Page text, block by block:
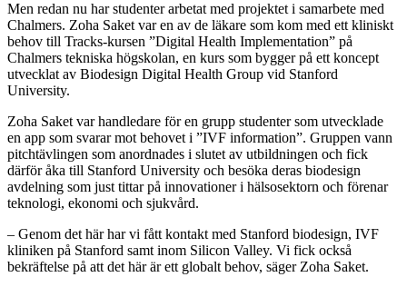
Men redan nu har studenter arbetat med projektet i samarbete med
Chalmers. Zoha Saket var en av de läkare som kom med ett kliniskt
behov till Tracks-kursen ”Digital Health Implementation” på
Chalmers tekniska högskolan, en kurs som bygger på ett koncept
utvecklat av Biodesign Digital Health Group vid Stanford
University.
Zoha Saket var handledare för en grupp studenter som utvecklade
en app som svarar mot behovet i ”IVF information”. Gruppen vann
pitchtävlingen som anordnades i slutet av utbildningen och fick
därför åka till Stanford University och besöka deras biodesign
avdelning som just tittar på innovationer i hälsosektorn och förenar
teknologi, ekonomi och sjukvård.
– Genom det här har vi fått kontakt med Stanford biodesign, IVF
kliniken på Stanford samt inom Silicon Valley. Vi fick också
bekräftelse på att det här är ett globalt behov, säger Zoha Saket.